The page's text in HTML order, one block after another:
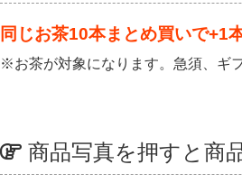
同じお茶10本まとめ買いで+1
※お茶が対象になります。急須、ギ
商品写真を押すと商